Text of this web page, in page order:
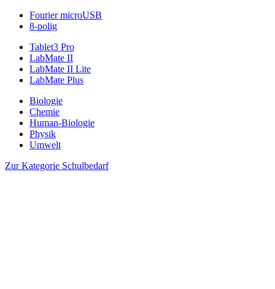
Fourier microUSB
8-polig
Tablet3 Pro
LabMate II
LabMate II Lite
LabMate Plus
Biologie
Chemie
Human-Biologie
Physik
Umwelt
Zur Kategorie Schulbedarf